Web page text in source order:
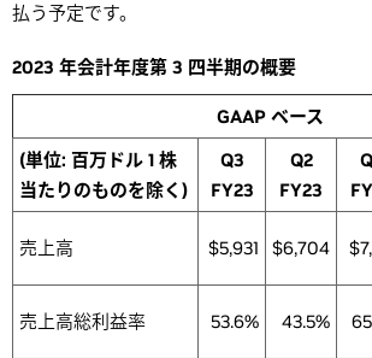
払う予定です。
2023 年会計年度第 3 四半期の概要
GAAP ベース
(単位: 百万ドル 1 株
当たりのものを除く)
Q3
FY23
Q2
FY23
売上高 $5,931 $6,704
売上高総利益率 53.6% 43.5%